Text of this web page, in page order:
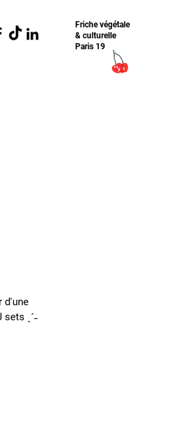
Friche​ végétale
& culturelle
Paris 19
d'une
ˎˊ˗